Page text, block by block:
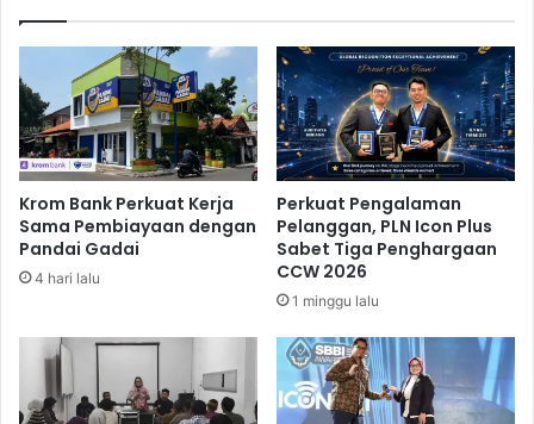
a
N
o
t
o
h
a
d
i
e
r
o
n
g
h
n
y
T
r
d
Krom Bank Perkuat Kerja
Sama Pembiayaan dengan
Pandai Gadai
4 hari lalu
Perkuat Pengalaman
Pelanggan, PLN Icon Plus
Sabet Tiga Penghargaan
CCW 2026
1 minggu lalu